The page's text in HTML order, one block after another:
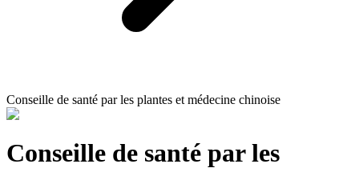
Conseille de santé par les plantes et médecine chinoise
Conseille de santé par les